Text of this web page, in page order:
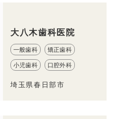
大八木歯科医院
一般歯科 矯正歯科
小児歯科 口腔外科
埼玉県春日部市